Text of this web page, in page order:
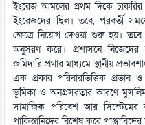
ইংরেজ আমলের প্রথম দিকে
ইংরেজদের ছিল। তবে, পরবর্তী
ক্ষেত্রে নিয়োগ দেওয়া শুরু হয়।
অনুসরণ করে। প্রশাসনে নিজেদের
জমিদারি প্রথার মাধ্যমে স্থানীয়
এক প্রকার পরিবারভিত্তিক
ভূমিকা ও অনগ্রসরতার কারণে
সামাজিক পরিবেশ আর সিস্টেমের
পাকিস্তানিদের বিশেষ করে পাঞ্জাবিদের